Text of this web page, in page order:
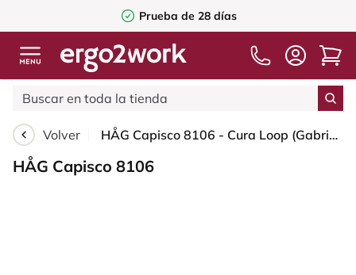
Prueba de 28 días
Volver HÅG Capisco 8106 - Cura Loop (Gabriel) - Poliéster reciclados - CLP60110 Light grey - Silver - 150mm (seat height 40–55cm) - Soft castors for hard floors
HÅG Capisco 8106